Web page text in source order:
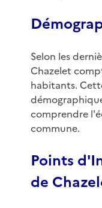
Selon les
Chazelet
habitants.
comprendre
commune.
Points
de